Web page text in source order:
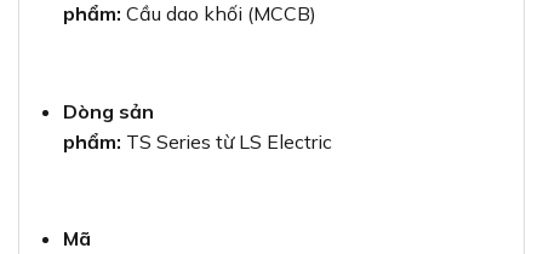
phẩm: Cầu dao khối (MCCB)
Dòng sản
phẩm: TS Series từ LS Electric
Mã